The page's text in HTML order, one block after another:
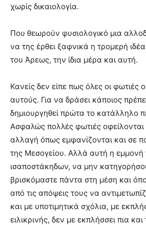
χωρίς δικαιολογία.
Που θεωρούν φυσιολογικό μια
να της έρθει ξαφνικά η τρομερή
του Άρεως, την ίδια μέρα και αυτή.
Κανείς δεν είπε πως όλες οι φωτιές
αυτούς. Για να δράσει κάποιος
δημιουργηθεί πρώτα το κατάλληλο
Ασφαλώς πολλές φωτιές οφείλονται
αλλαγή όπως εμφανίζονται και σε
της Μεσογείου. Αλλά αυτή η εμμονή
ισαποστάκηδων, να μην
βρισκόμαστε πάντα στη μέση και
από τις απόψεις τους να
και με υποτιμητικά σχόλια, με
ειλικρινής, δεν με εκπλήσσει πια